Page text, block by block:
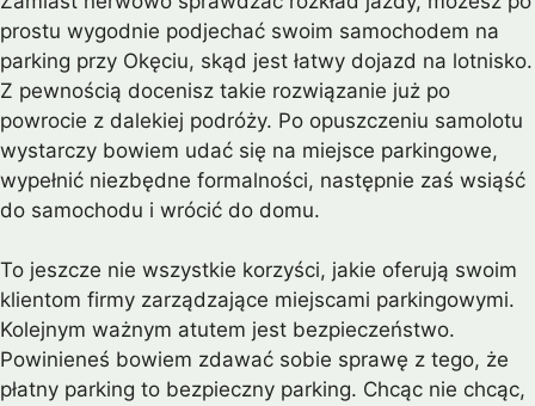
prostu wygodnie podjechać swoim samochodem na
parking przy Okęciu, skąd jest łatwy dojazd na lotnisko.
Z pewnością docenisz takie rozwiązanie już po
powrocie z dalekiej podróży. Po opuszczeniu samolotu
wystarczy bowiem udać się na miejsce parkingowe,
wypełnić niezbędne formalności, następnie zaś wsiąść
do samochodu i wrócić do domu.
To jeszcze nie wszystkie korzyści, jakie oferują swoim
klientom firmy zarządzające miejscami parkingowymi.
Kolejnym ważnym atutem jest bezpieczeństwo.
Powinieneś bowiem zdawać sobie sprawę z tego, że
płatny parking to bezpieczny parking. Chcąc nie chcąc,